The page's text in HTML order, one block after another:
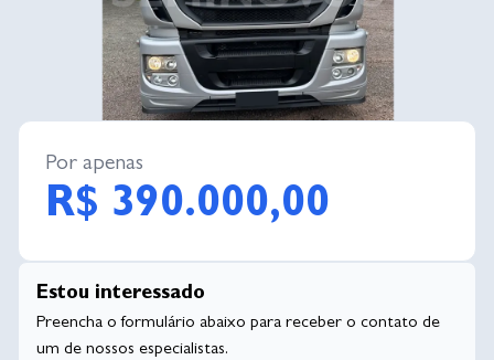
Por apenas
R$ 390.000,00
Estou interessado
Preencha o formulário abaixo para receber o contato de
um de nossos especialistas.